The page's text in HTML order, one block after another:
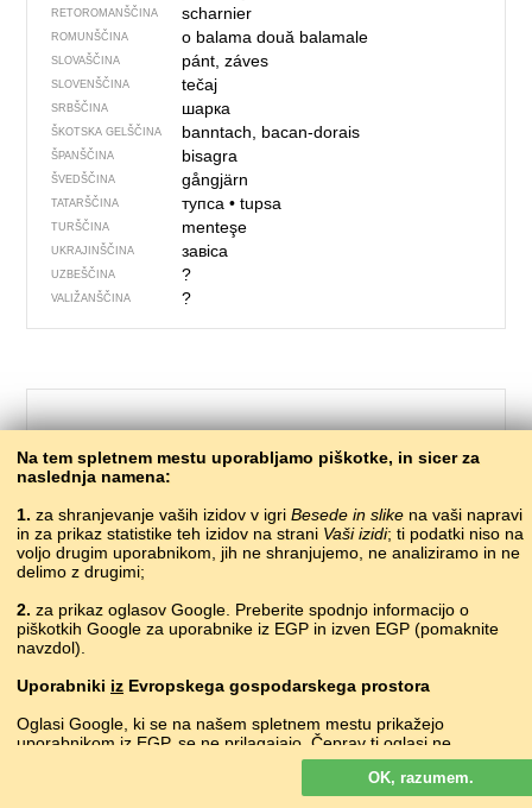
RETOROMANŠČINA scharnier
ROMUNŠČINA o balamadouă balamale
SLOVAŠČINA pánt, záves
SLOVENŠČINA tečaj
SRBŠČINA шарка
ŠKOTSKA GELŠČINA banntach, bacan-dorais
ŠPANŠČINA bisagra
ŠVEDŠČINA gångjärn
TATARŠČINA тупса• tupsa
TURŠČINA menteşe
UKRAJINŠČINA завіса
UZBEŠČINA ?
VALIŽANŠČINA ?
ABAZINŠČINA ?
ABHAŠČINA
cereal
հացահատիկ
AVARŠČINA ?
AZERŠČINA taxıl
zbožža
Na tem spletnem mestu uporabljamo piškotke, in sicer za
naslednja namena:
1. za shranjevanje vaših izidov v igri Besede in slike na vaši napravi
in za prikaz statistike teh izidov na strani Vaši izidi; ti podatki niso na
voljo drugim uporabnikom, jih ne shranjujemo, ne analiziramo in ne
delimo z drugimi;
2. za prikaz oglasov Google. Preberite spodnjo informacijo o
piškotkih Google za uporabnike iz EGP in izven EGP (pomaknite
navzdol).
Uporabniki iz Evropskega gospodarskega prostora
Oglasi Google, ki se na našem spletnem mestu prikažejo
uporabnikom iz EGP, se ne prilagajajo. Čeprav ti oglasi ne
uporabljajo piškotkov za individualno prilaganje oglasov, jih
uporabljajo za omogočanje omejevanja števila prikazov, ustvarjanje
zbirnih poročil o oglasih in preprečevanje goljufij in zlorab.
OK, razumem.